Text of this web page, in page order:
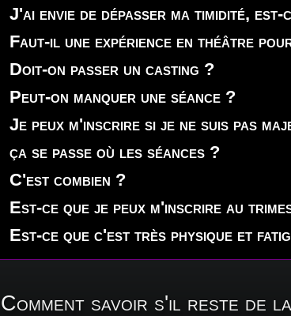
J'ai envie de dépasser ma timidité,
Faut-il une expérience en théâtre
Doit-on passer un casting ?
Peut-on manquer une séance ?
Je peux m'inscrire si je ne suis pas
ça se passe où les séances ?
C'est combien ?
Est-ce que je peux m'inscrire au
Est-ce que c'est très physique et
Comment savoir s'il reste de